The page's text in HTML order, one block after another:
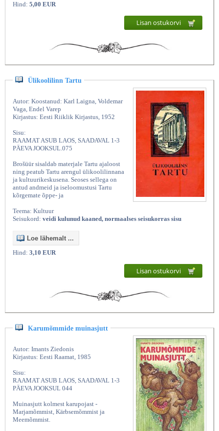
Hind: 5,00 EUR
Lisan ostukorvi
Ülikoolilinn Tartu
Autor: Koostanud: Karl Laigna, Voldemar
Vaga, Endel Varep
Kirjastus: Eesti Riiklik Kirjastus, 1952
Sisu:
RAAMAT ASUB LAOS, SAADAVAL 1-3
PÄEVA JOOKSUL.075
Brošüür sisaldab materjale Tartu ajaloost
ning peatub Tartu arengul ülikoolilinnana
ja kultuurikeskusena. Seoses sellega on
antud andmeid ja iseloomustusi Tartu
kõrgemate õppe- ja
Teema: Kultuur
Seisukord: veidi kulunud kaaned, normaalses seisukorras sisu
Loe lähemalt ...
Hind: 3,10 EUR
Lisan ostukorvi
Karumõmmide muinasjutt
Autor: Imants Ziedonis
Kirjastus: Eesti Raamat, 1985
Sisu:
RAAMAT ASUB LAOS, SAADAVAL 1-3
PÄEVA JOOKSUL 044
Muinasjutt kolmest karupojast -
Marjamõmmist, Kärbsemõmmist ja
Meemõmmist.